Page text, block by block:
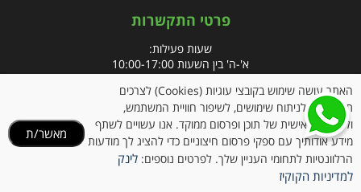
פרטי התקשרות
שעות פעילות:
א'-ה' בין השעות 10:00-17:00
טלפון:
פקס: 09-8666832
אימייל: info@clubpharm.co.il
כתובת : קניון M הדרך, צומת ינאי, מושב בית חירות 40291
האתר עושה שימוש בקובצי עוגיות (Cookies) לצרכים
תפעוליים, לניתוח שימושים, לשיפור חוויית המשתמש,
ולהתאמה אישית של תוכן ופרסום ממוקד. אנו עשויים לשתף
מידע אודותיך עם ספקי פרסום חיצוניים כדי להציג לך מודעות
הרלוונטיות לתחומי העניין שלך. לפרטים נוספים: לינק
למדיניות הקוקיז
מאשר/ת